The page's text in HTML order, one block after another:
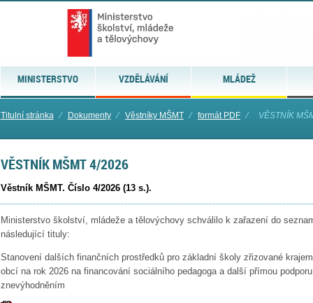
MINISTERSTVO VZDĚLÁVÁNÍ MLÁDEŽ
Titulní stránka ⁄ Dokumenty ⁄ Věstníky MŠMT ⁄ formát PDF ⁄ VĚSTNÍK
VĚSTNÍK MŠMT 4/2026
Věstník MŠMT. Číslo 4/2026 (13 s.).
Ministerstvo školství, mládeže a tělovýchovy schválilo k zařazení do
následující tituly:
Stanovení dalších finančních prostředků pro základní školy zřizované
obcí na rok 2026 na financování sociálního pedagoga a další přímou
znevýhodněním